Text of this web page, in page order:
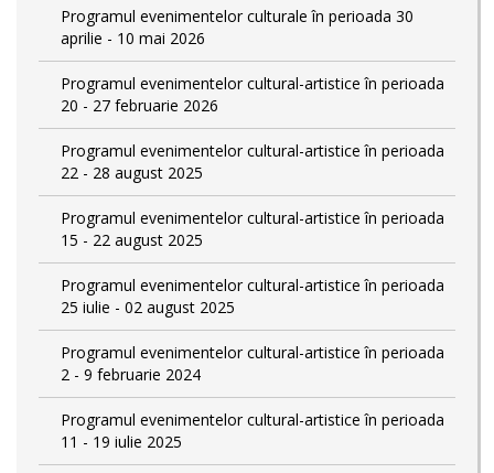
Programul evenimentelor culturale în perioada 30
aprilie - 10 mai 2026
Programul evenimentelor cultural-artistice în perioada
20 - 27 februarie 2026
Programul evenimentelor cultural-artistice în perioada
22 - 28 august 2025
Programul evenimentelor cultural-artistice în perioada
15 - 22 august 2025
Programul evenimentelor cultural-artistice în perioada
25 iulie - 02 august 2025
Programul evenimentelor cultural-artistice în perioada
2 - 9 februarie 2024
Programul evenimentelor cultural-artistice în perioada
11 - 19 iulie 2025